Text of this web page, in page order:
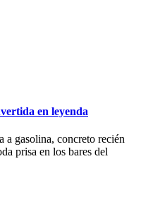
en leyenda
a gasolina, concreto recién
prisa en los bares del